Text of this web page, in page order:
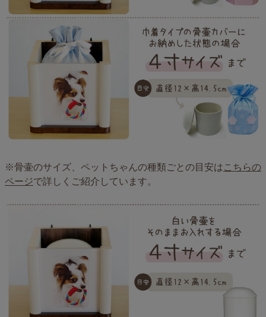
※骨壷のサイズ、ペットちゃんの種類ごとの目安はこちらの
ページで詳しくご紹介しています。